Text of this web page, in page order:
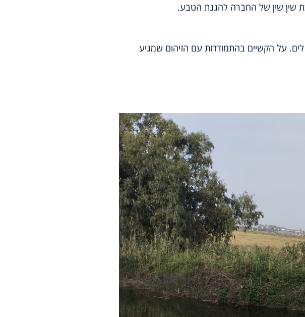
שין שין של החברה להגנת הטבע.
על הקשיים בהתמודדות עם הזיהום שמגיע